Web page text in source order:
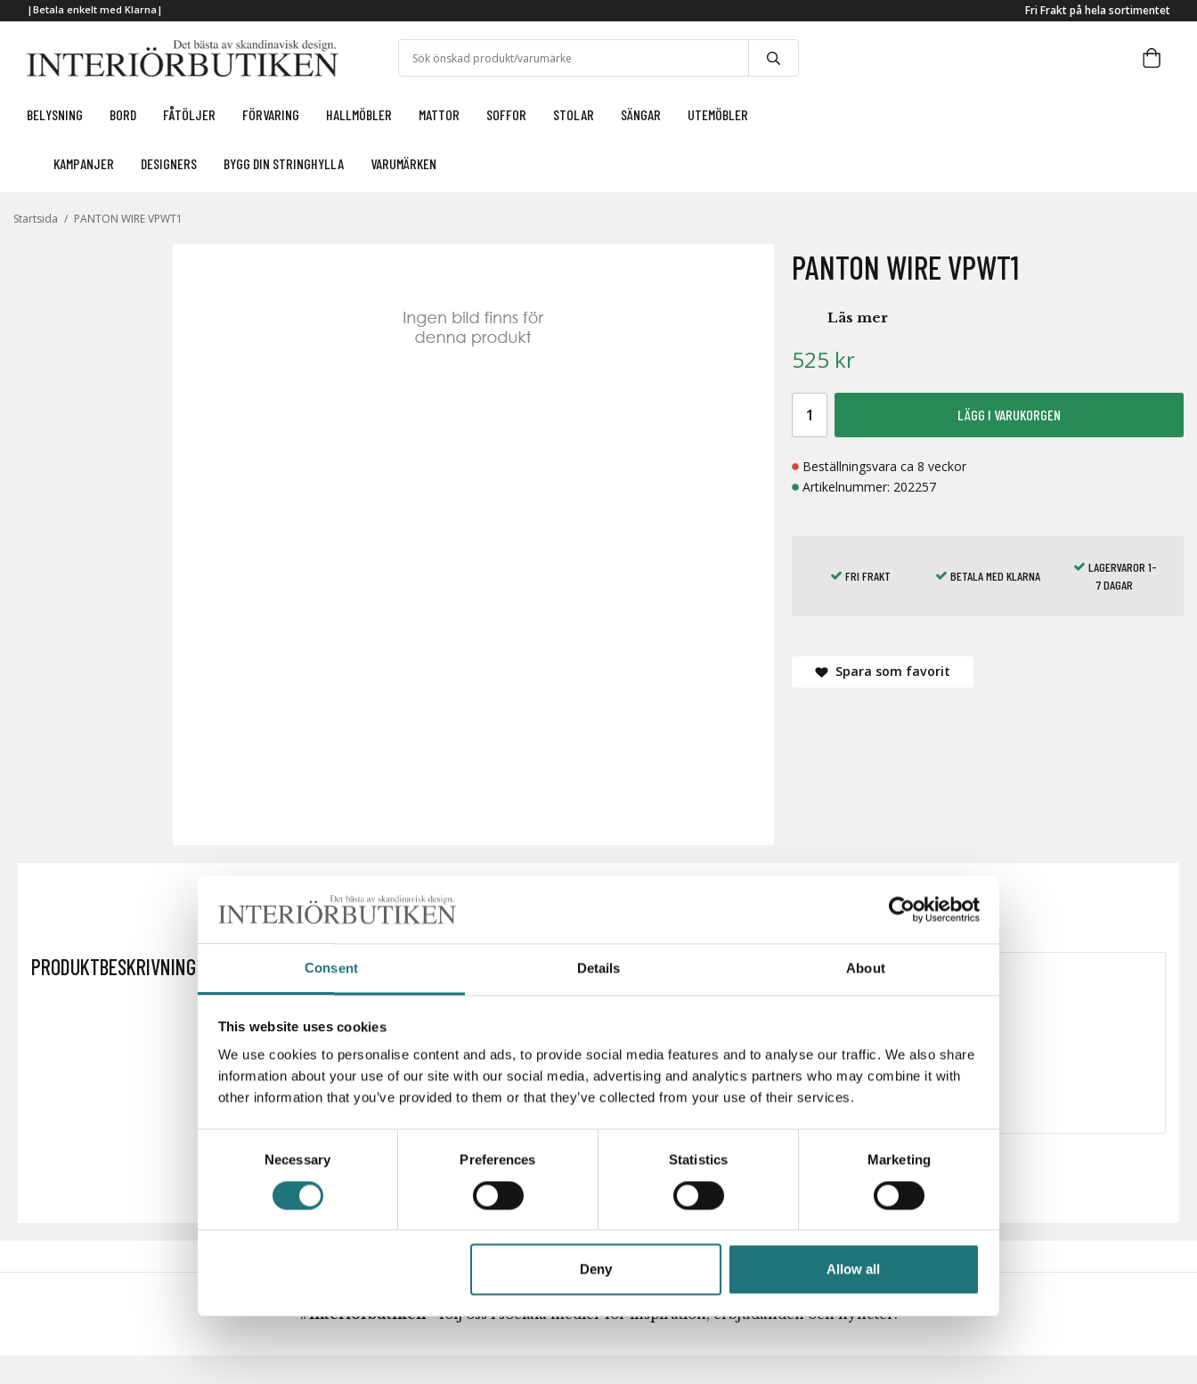
Consent Details About
This website uses cookies
We use cookies to personalise content and ads, to provide social media features and to analyse our traffic. We also share
information about your use of our site with our social media, advertising and analytics partners who may combine it with
other information that you’ve provided to them or that they’ve collected from your use of their services.
Necessary Preferences Statistics Marketing
Deny Allow all
|Betala enkelt med Klarna| Fri Frakt på hela sortimentet
BELYSNING BORD FÅTÖLJER FÖRVARING HALLMÖBLER MATTOR SOFFOR STOLAR SÄNGAR UTEMÖBLER
KAMPANJER DESIGNERS BYGG DIN STRINGHYLLA VARUMÄRKEN
Startsida / PANTON WIRE VPWT1
PANTON WIRE VPWT1
Läs mer
525 kr
LÄGG I VARUKORGEN
Beställningsvara ca 8 veckor
Artikelnummer: 202257
FRI FRAKT BETALA MED KLARNA
LAGERVAROR 1-
7 DAGAR
Spara som favorit
PRODUKTBESKRIVNING
#Interiörbutiken- följ oss i sociala medier för inspiration, erbjudanden och nyheter!